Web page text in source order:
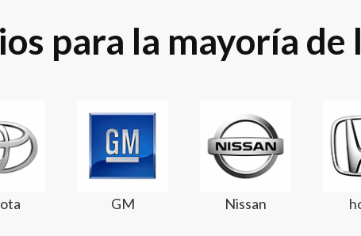
para la mayoría de
GM Nissan